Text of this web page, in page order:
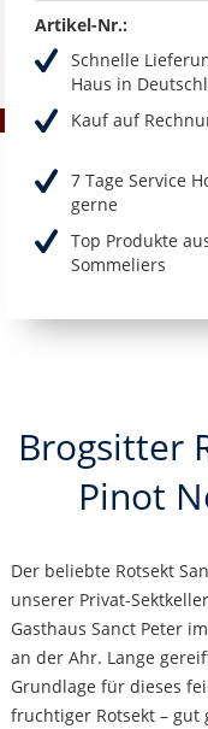
Artikel-Nr.:
Schnelle
Haus in
Kauf auf
7 Tage Service
gerne
Top Produkte
Sommeliers
Brogsitter
Pinot
Der beliebte Rotsekt
unserer Privat-
Gasthaus Sanct Peter
an der Ahr. Lange
Grundlage für dieses
fruchtiger Rotsekt –